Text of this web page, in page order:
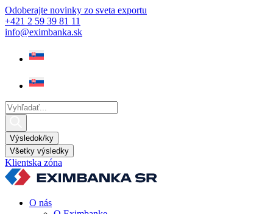
Preskočiť
na
obsah
Odoberajte novinky zo sveta exportu
+421 2 59 39 81 11
info@eximbanka.sk
Search
...
Výsledok/ky
Všetky výsledky
Klientska zóna
O nás